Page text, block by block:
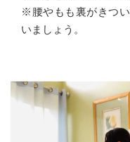
※腰やもも裏がきつ
いましょう。